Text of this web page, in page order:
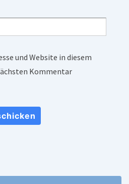
und Website in diesem
Kommentar